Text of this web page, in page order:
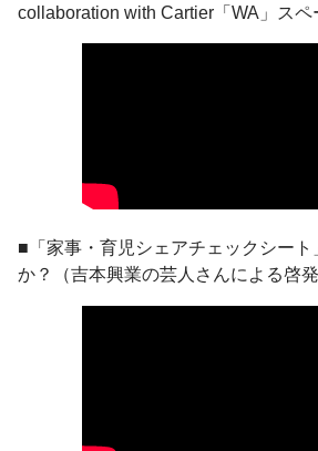
collaboration with Cartier「WA」スペ
■「家事・育児シェアチェックシー
か？（吉本興業の芸人さんによる啓発